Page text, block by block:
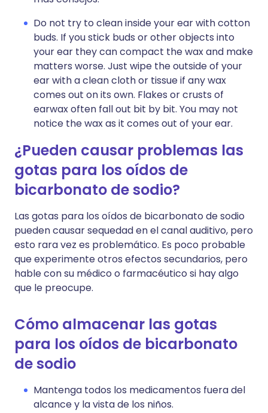
Do not try to clean inside your ear with cotton
buds. If you stick buds or other objects into
your ear they can compact the wax and make
matters worse. Just wipe the outside of your
ear with a clean cloth or tissue if any wax
comes out on its own. Flakes or crusts of
earwax often fall out bit by bit. You may not
notice the wax as it comes out of your ear.
¿Pueden causar problemas las
gotas para los oídos de
bicarbonato de sodio?
Las gotas para los oídos de bicarbonato de sodio
pueden causar sequedad en el canal auditivo, pero
esto rara vez es problemático. Es poco probable
que experimente otros efectos secundarios, pero
hable con su médico o farmacéutico si hay algo
que le preocupe.
Cómo almacenar las gotas
para los oídos de bicarbonato
de sodio
Mantenga todos los medicamentos fuera del
alcance y la vista de los niños.